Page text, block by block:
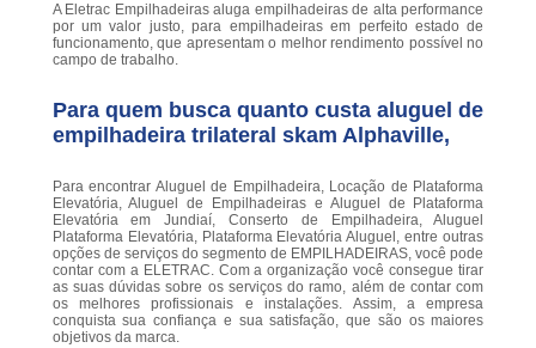
A Eletrac Empilhadeiras aluga empilhadeiras de alta performance
por um valor justo, para empilhadeiras em perfeito estado de
funcionamento, que apresentam o melhor rendimento possível no
campo de trabalho.
Para quem busca quanto custa aluguel de
empilhadeira trilateral skam Alphaville,
Para encontrar Aluguel de Empilhadeira, Locação de Plataforma
Elevatória, Aluguel de Empilhadeiras e Aluguel de Plataforma
Elevatória em Jundiaí, Conserto de Empilhadeira, Aluguel
Plataforma Elevatória, Plataforma Elevatória Aluguel, entre outras
opções de serviços do segmento de EMPILHADEIRAS, você pode
contar com a ELETRAC. Com a organização você consegue tirar
as suas dúvidas sobre os serviços do ramo, além de contar com
os melhores profissionais e instalações. Assim, a empresa
conquista sua confiança e sua satisfação, que são os maiores
objetivos da marca.